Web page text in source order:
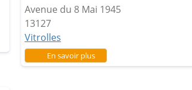
Avenue du 8 Mai 1945
13127
Vitrolles
En savoir plussur La Frescoule